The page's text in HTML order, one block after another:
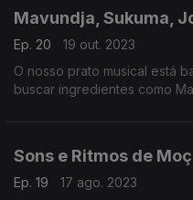
Mavundja, Sukuma,
Ep. 20
19 out. 2023
O nosso prato musical está
buscar ingredientes como
Sons e Ritmos de
Ep. 19
17 ago. 2023